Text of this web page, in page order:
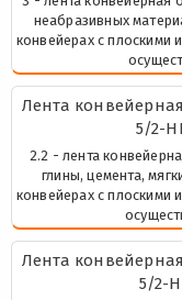
неабразивных
конвейерах с
Лента
5/2-
2.2 - лента
глины, цемента,
конвейерах с
Лента
5/2-